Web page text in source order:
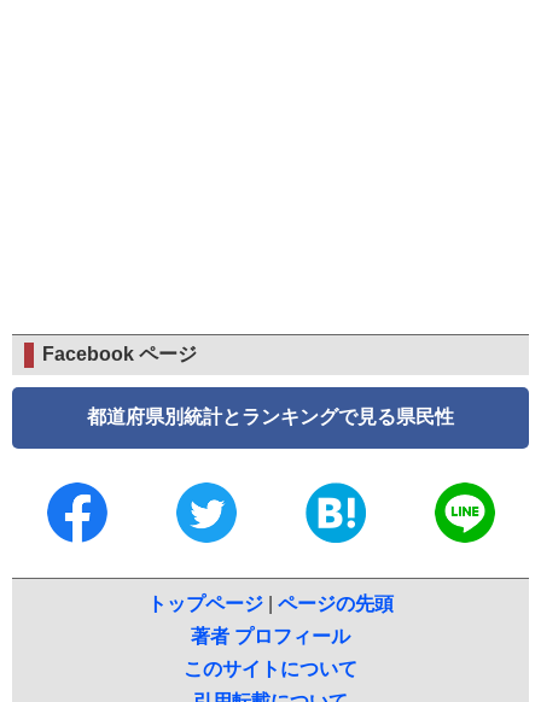
Facebook ページ
都道府県別統計とランキングで見る県民性
トップページ
ページの先頭
著者 プロフィール
このサイトについて